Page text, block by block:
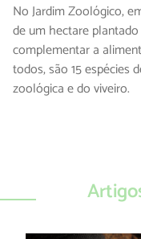
No Jardim Zoológico,
de um hectare
complementar a
todos, são 15 espécies
zoológica e do viveiro.